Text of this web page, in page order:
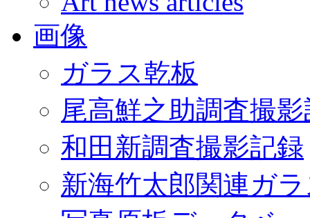
画像
ガラス乾板
尾高鮮之助調査撮
和田新調査撮影記録
新海竹太郎関連ガ